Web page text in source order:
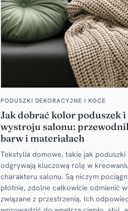
PODUSZKI DEKORACYJNE I KOCE
Jak dobrać kolor poduszek i
wystroju salonu:
barw i materiałach
Tekstylia domowe, takie jak
odgrywają kluczową rolę w
charakteru salonu. Są niczym
płótnie, zdolne całkowicie odmienić
związane z przestrzenią. Ich